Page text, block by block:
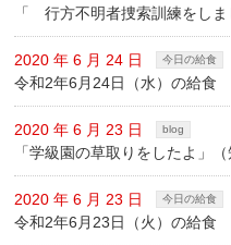
「 行方不明者捜索訓練をし
2020 年 6 月 24 日 今日の給食
令和2年6月24日（水）の給食
2020 年 6 月 23 日 blog
「学級園の草取りをしたよ」
2020 年 6 月 23 日 今日の給食
令和2年6月23日（火）の給食